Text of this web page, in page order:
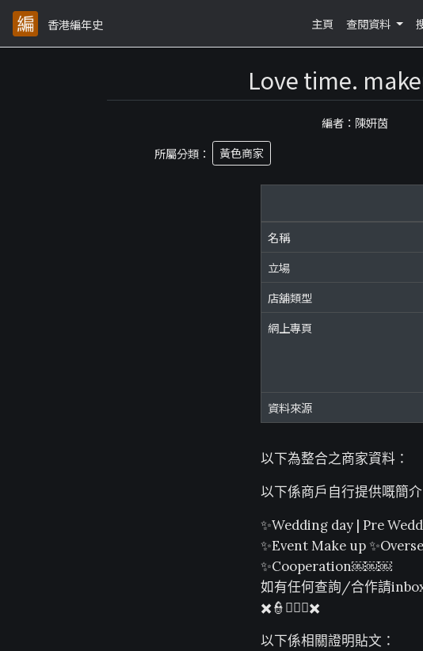
香港編年史 主頁 查閱資料
Love time.
編者：陳妍茵
所屬分類：
黃色商家
名稱
立場
店舖類型
網上專頁
資料來源
以下為整合之商家資料：
以下係商戶自行提供嘅簡介
✨Wedding day | Pre
✨Event Make up
✨Cooperation￼￼￼
如有任何查詢/合作請
✖️👮👮🏻‍♂️✖️
以下係相關證明貼文：